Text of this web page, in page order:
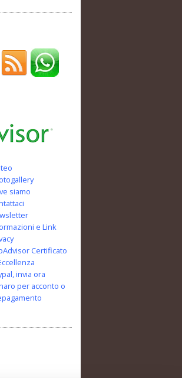
siamo
e Link
Certificato
invia ora
per acconto o